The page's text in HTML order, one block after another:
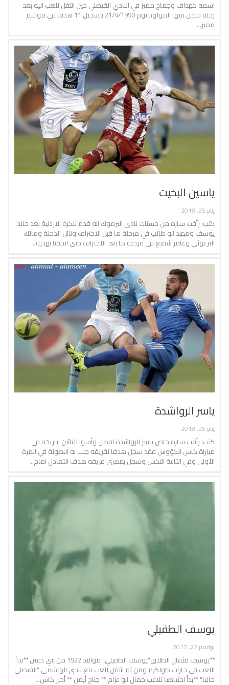
اسمه كهداف وجماح مميز في النادي الفيصلي حين انتقل للعب اليه بعد
رحلة سجل فيها المولود يوم 21/4/1990 بتسجيل 11 هدفا في موسم
مميز…
ياسين البخيت
يناير 25, 2018
كتب: رأفت ساره من حسنات نادي اليرموك انه قدم للكرة الاردنية بعد خالد
يوسف ومهند ابو طالب في مرحلة ما قبل الاحتراف ونائل الدحلة ومالك
البرغوثي وعامر شفيع في مرحلة ما بعد الاحتراف حتى اتحفنا بهدية…
ياسر الرواشدة
يناير 25, 2018
كتب: رأفت ساره خاض ياسر الرواشدة افضل وأسوا لقائين بتاريخه في
مباراة كاس الكؤوس فقد سجل هدفا لفريقه جلب به البطولة في المرة
الأولى وفي الثانية انتكس وسجل بممرى فريقه هدف التعادل امام…
يوسف الطفيلي
نوفمبر 22, 2017
**يوسف مثقال الطلاق"يوسف الطفيلي" مواليد 1922 من بني حسن **بدأ
اللعب في حارات طولكرم ومن ثم انتقل للعب مع نادي الهاشمي "الفيصلي
حاليا" **بدأ احتياطيا للاعب جمال ابو عزام ** جناح أيمن ** أحرز كاس…